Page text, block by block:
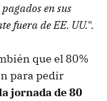
en sus
fuera de EE. UU.".
que el 80%
para pedir
jornada de 80